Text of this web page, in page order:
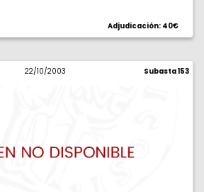
Adjudicación: 40€
22/10/2003 Subasta 153